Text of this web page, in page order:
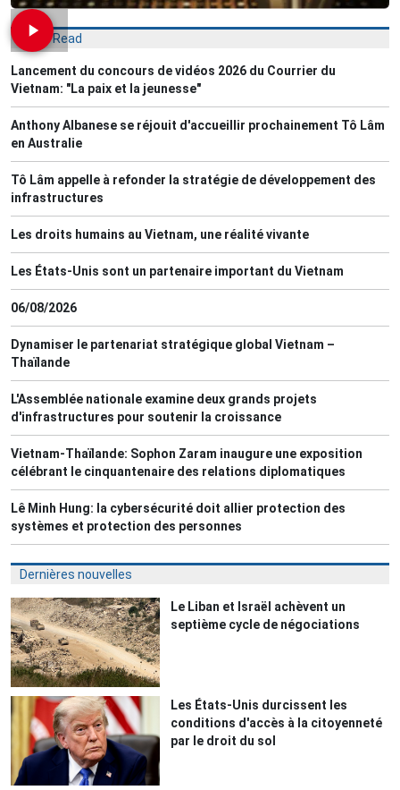
Most Read
Lancement du concours de vidéos 2026 du Courrier du
Vietnam: "La paix et la jeunesse"
Anthony Albanese se réjouit d'accueillir prochainement Tô Lâm
en Australie
Tô Lâm appelle à refonder la stratégie de développement des
infrastructures
Les droits humains au Vietnam, une réalité vivante
Les États-Unis sont un partenaire important du Vietnam
06/08/2026
Dynamiser le partenariat stratégique global Vietnam –
Thaïlande
L'Assemblée nationale examine deux grands projets
d'infrastructures pour soutenir la croissance
Vietnam-Thaïlande: Sophon Zaram inaugure une exposition
célébrant le cinquantenaire des relations diplomatiques
Lê Minh Hung: la cybersécurité doit allier protection des
systèmes et protection des personnes
Dernières nouvelles
Le Liban et Israël achèvent un
septième cycle de négociations
Les États-Unis durcissent les
conditions d'accès à la citoyenneté
par le droit du sol